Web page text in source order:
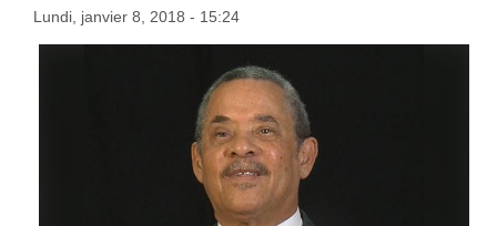
Lundi, janvier 8, 2018 - 15:24